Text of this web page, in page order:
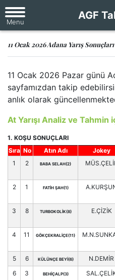
AGF
11 Ocak 2026 Adana Yarış Sonuçları
11 Ocak 2026 Pazar günü
sayfamızdan takip
anlık olarak
At Yarışı Analiz ve Tahmin
1. KOŞU SONUÇLARI
Sıra No Atın Adı Jokey
1
2 BABA SELAH(2)
2 1 FATİH ŞAH(1)
3 8 TURBOKOLİK(8) E.ÇİZİK
4 11 GÖKÇEKRALİÇE(11)
5 6 KÜLÜNÇE BEYİ(6) N.DEMİR
6 3 BEHİÇALP(3)